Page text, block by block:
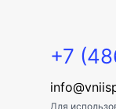
+7
Для